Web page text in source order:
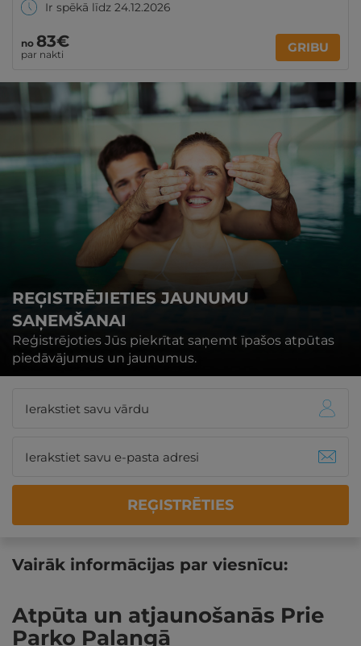
Ir spēkā līdz 24.12.2026
no 83€
par nakti GRIBU
REĢISTRĒJIETIES JAUNUMU
SAŅEMŠANAI
Reģistrējoties Jūs piekrītat saņemt īpašos atpūtas
piedāvājumus un jaunumus.
REĢISTRĒTIES
Vairāk informācijas par viesnīcu:
Atpūta un atjaunošanās Prie
Parko Palangā